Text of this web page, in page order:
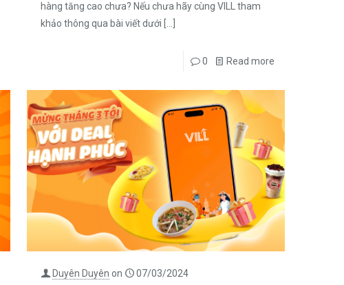
hàng tăng cao chưa? Nếu chưa hãy cùng VILL tham
khảo thông qua bài viết dưới […]
0 Read more
Duyên Duyên on 07/03/2024